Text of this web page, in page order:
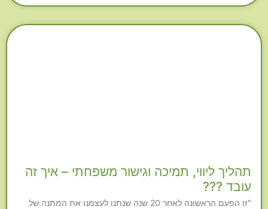
תהליך ליווי, תמיכה וגישור משפחתי – איך זה
עובד ???
"זו הפעם הראשונה לאחר 20 שנה שנתנו לעצמנו את המתנה של